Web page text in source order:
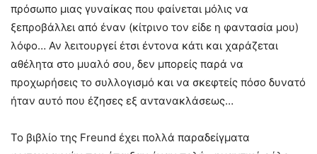
πρόσωπο μιας γυναίκας που φαίνεται μόλις να
ξεπροβάλλει από έναν (κίτρινο τον είδε η φαντασία μου)
λόφο… Αν λειτουργεί έτσι έντονα κάτι και χαράζεται
αθέλητα στο μυαλό σου, δεν μπορείς παρά να
προχωρήσεις το συλλογισμό και να σκεφτείς πόσο δυνατό
ήταν αυτό που έζησες εξ αντανακλάσεως…
Το βιβλίο της Freund έχει πολλά παραδείγματα